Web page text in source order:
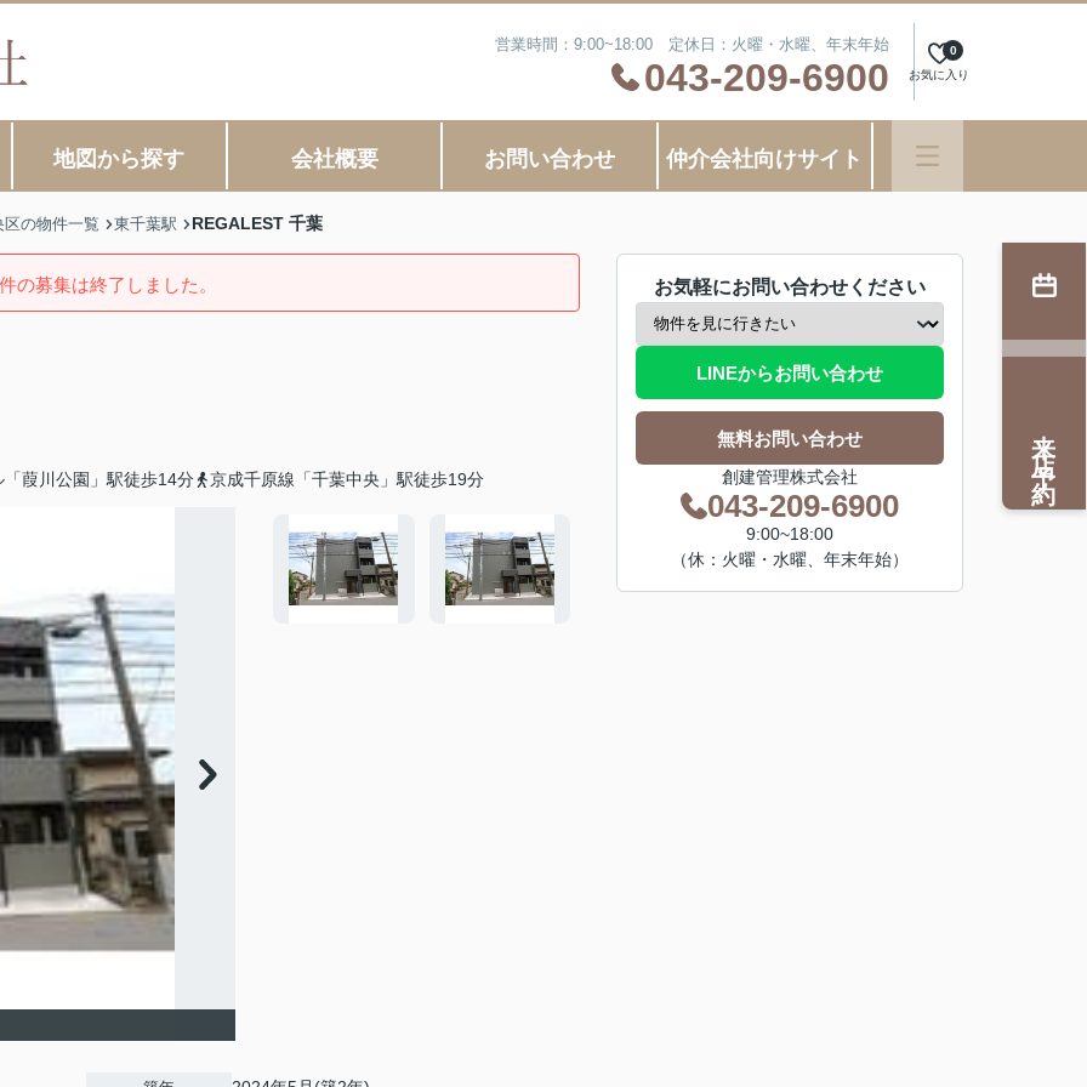
営業時間：9:00~18:00 定休日：火曜・水曜、年末年始
043-209-6900 お気に入り
0
地図から探す 会社概要 お問い合わせ 仲介会社向けサイト
の物件一覧 東千葉駅 REGALEST 千葉
の募集は終了しました。
葭川公園」駅徒歩14分 京成千原線「千葉中央」駅徒歩19分
お気軽にお問い合わせください
LINEからお問い合わせ
無料お問い合わせ
創建管理株式会社
043-209-6900
9:00~18:00
（休：火曜・水曜、年末年始）
来店予約